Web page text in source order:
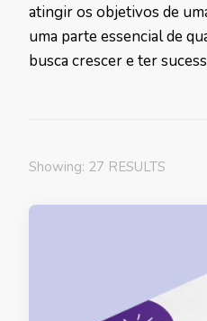
atingir os objetivos de
uma parte essencial de
busca crescer e ter
Showing: 27 RESULTS